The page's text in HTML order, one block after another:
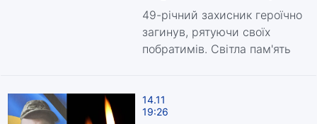
49-річний захисник героїчно
загинув, рятуючи своїх
побратимів. Світла пам'ять
14.11
19:26